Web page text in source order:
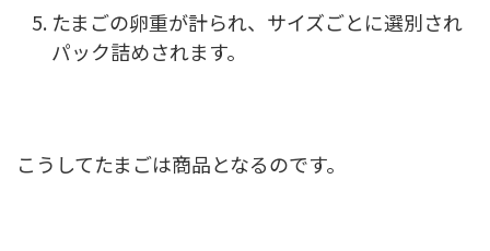
たまごの卵重が計られ、サイズごとに選別され
パック詰めされます。
こうしてたまごは商品となるのです。